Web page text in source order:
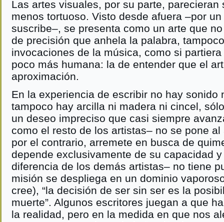
Las artes visuales, por su parte,
menos tortuoso. Visto desde afuera –por
suscribe–, se presenta como un arte que
de precisión que anhela la palabra,
invocaciones de la música, como si
poco más humana: la de entender que el
aproximación.
En la experiencia de escribir no hay sonido
tampoco hay arcilla ni madera ni cincel,
un deseo impreciso que casi siempre
como el resto de los artistas– no se pone
por el contrario, arremete en busca de
depende exclusivamente de su capacidad
diferencia de los demás artistas– no tiene
misión se despliega en un dominio
cree), “la decisión de ser sin ser es la
muerte”. Algunos escritores juegan a que
la realidad, pero en la medida en que nos